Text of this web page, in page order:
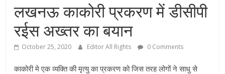
your
Rights
लखनऊ काकोरी प्रकरण में डीसीपी
रईस अख्तर का बयान
October 25, 2020 Editor All Rights 0 Comments
काकोरी मे एक व्यक्ति की मृत्यु का प्रकरण को जिस तरह लोगों ने साधु से